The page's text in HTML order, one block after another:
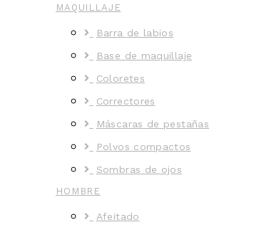
MAQUILLAJE
Barra de labios
Base de maquillaje
Coloretes
Correctores
Máscaras de pestañas
Polvos compactos
Sombras de ojos
HOMBRE
Afeitado